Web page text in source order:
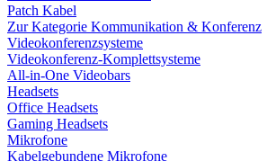
Patch Kabel
Zur Kategorie Kommunikation & Konferenz
Videokonferenzsysteme
Videokonferenz-Komplettsysteme
All-in-One Videobars
Headsets
Office Headsets
Gaming Headsets
Mikrofone
Kabelgebundene Mikrofone